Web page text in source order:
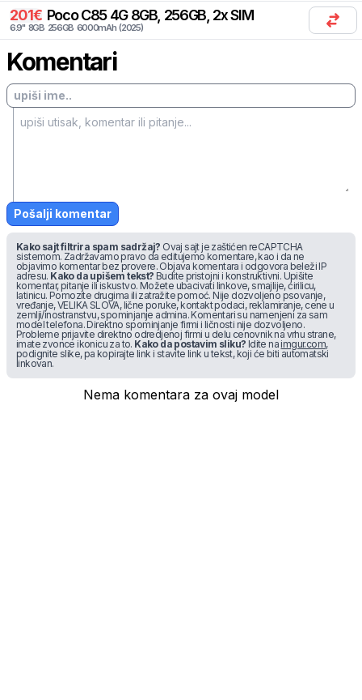
201€ Poco C85 4G 8GB, 256GB, 2x SIM
6.9" 8GB 256GB 6000mAh (2025)
Komentari
Pošalji komentar
Kako sajt filtrira spam sadržaj? Ovaj sajt je zaštićen reCAPTCHA
sistemom. Zadržavamo pravo da editujemo komentare, kao i da ne
objavimo komentar bez provere. Objava komentara i odgovora beleži IP
adresu. Kako da upišem tekst? Budite pristojni i konstruktivni. Upišite
komentar, pitanje ili iskustvo. Možete ubacivati linkove, smajlije, ćirilicu,
latinicu. Pomozite drugima ili zatražite pomoć. Nije dozvoljeno psovanje,
vređanje, VELIKA SLOVA, lične poruke, kontakt podaci, reklamiranje, cene u
zemlji/inostranstvu, spominjanje admina. Komentari su namenjeni za sam
model telefona. Direktno spominjanje firmi i ličnosti nije dozvoljeno.
Probleme prijavite direktno odredjenoj firmi u delu cenovnik na vrhu strane,
imate zvonce ikonicu za to. Kako da postavim sliku? Idite na imgur.com,
podignite slike, pa kopirajte link i stavite link u tekst, koji će biti automatski
linkovan.
Nema komentara za ovaj model